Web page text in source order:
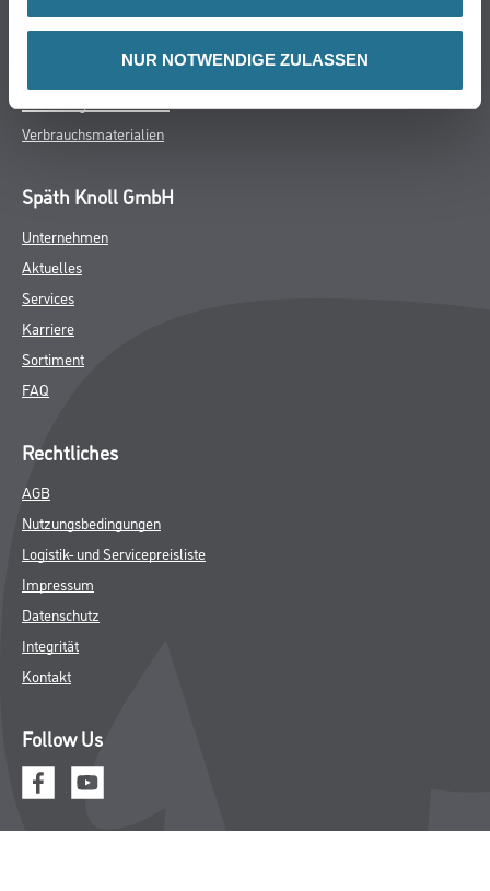
NUR NOTWENDIGE ZULASSEN
Wand- & Deckenbeläge
Verbrauchsmaterialien
Späth Knoll GmbH
Unternehmen
Aktuelles
Services
Karriere
Sortiment
FAQ
Rechtliches
AGB
Nutzungsbedingungen
Logistik- und Servicepreisliste
Impressum
Datenschutz
Integrität
Kontakt
Follow Us